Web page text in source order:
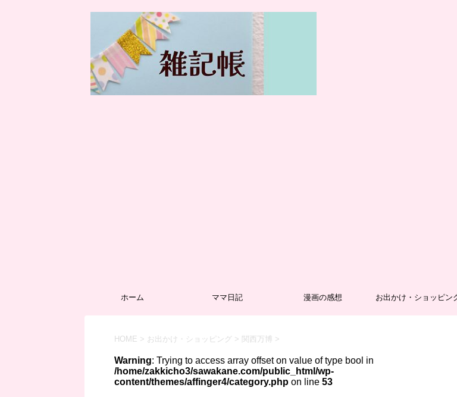
ホーム ママ日記 漫画の感想 お出かけ・ショッピン
HOME > お出かけ・ショッピング > 関西万博 >
Warning: Trying to access array offset on value of type bool in
/home/zakkicho3/sawakane.com/public_html/wp-
content/themes/affinger4/category.php on line 53